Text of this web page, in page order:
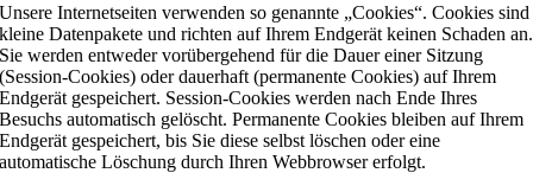
Unsere Internetseiten verwenden so genannte „Cookies“. Cookies sind
kleine Datenpakete und richten auf Ihrem Endgerät keinen Schaden an.
Sie werden entweder vorübergehend für die Dauer einer Sitzung
(Session-Cookies) oder dauerhaft (permanente Cookies) auf Ihrem
Endgerät gespeichert. Session-Cookies werden nach Ende Ihres
Besuchs automatisch gelöscht. Permanente Cookies bleiben auf Ihrem
Endgerät gespeichert, bis Sie diese selbst löschen oder eine
automatische Löschung durch Ihren Webbrowser erfolgt.